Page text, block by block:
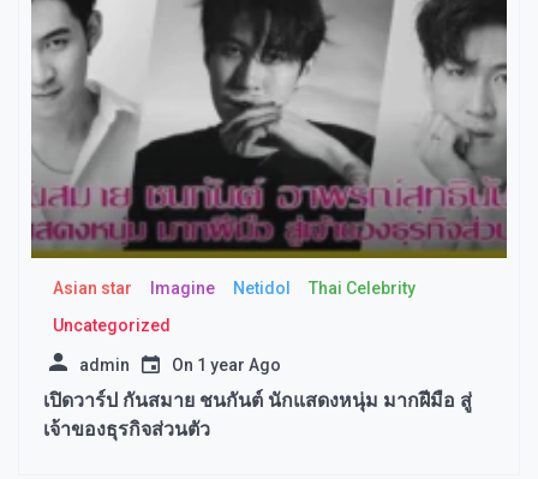
Asian star Imagine​ Netidol
Thai Celebrity
Uncategorized
admin On 1 year Ago
เปิดวาร์ป กันสมาย ชนกันต์ นักแสดงหนุ่ม มากฝีมือ สู่
เจ้าของธุรกิจส่วนตัว